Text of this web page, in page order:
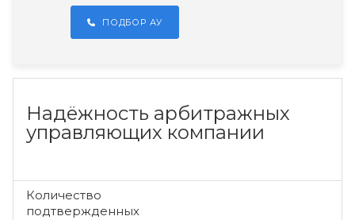
ПОДБОР АУ
Надёжность арбитражных
управляющих компании
Количество
подтвержденных